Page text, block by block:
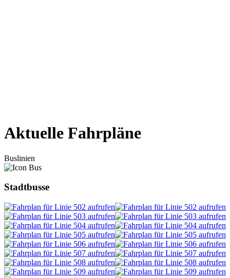
Aktuelle Fahrpläne
Buslinien
Stadtbusse